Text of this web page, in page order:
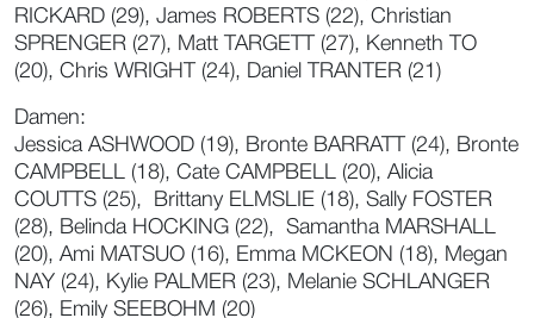
RICKARD (29), James ROBERTS (22), Christian
SPRENGER (27), Matt TARGETT (27), Kenneth TO
(20), Chris WRIGHT (24), Daniel TRANTER (21)
Damen:
Jessica ASHWOOD (19), Bronte BARRATT (24), Bronte
CAMPBELL (18), Cate CAMPBELL (20), Alicia
COUTTS (25), Brittany ELMSLIE (18), Sally FOSTER
(28), Belinda HOCKING (22), Samantha MARSHALL
(20), Ami MATSUO (16), Emma MCKEON (18), Megan
NAY (24), Kylie PALMER (23), Melanie SCHLANGER
(26), Emily SEEBOHM (20)